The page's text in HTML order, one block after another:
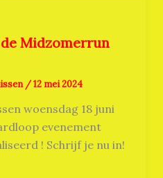
Midzomerrun
/12 mei 2024
woensdag 18 juni
evenement
! Schrijf je nu in!